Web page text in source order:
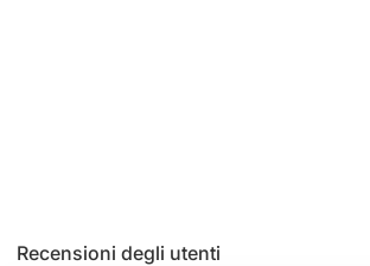
Recensioni degli utenti